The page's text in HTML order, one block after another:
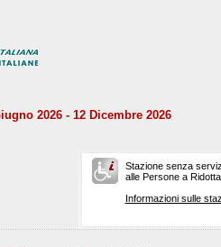
2026 - 12 Dicembre 2026
Stazione senza
alle Persone a
Informazioni sulle